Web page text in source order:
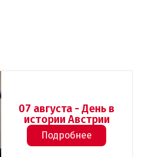
07 августа - День в
истории Австрии
Подробнее